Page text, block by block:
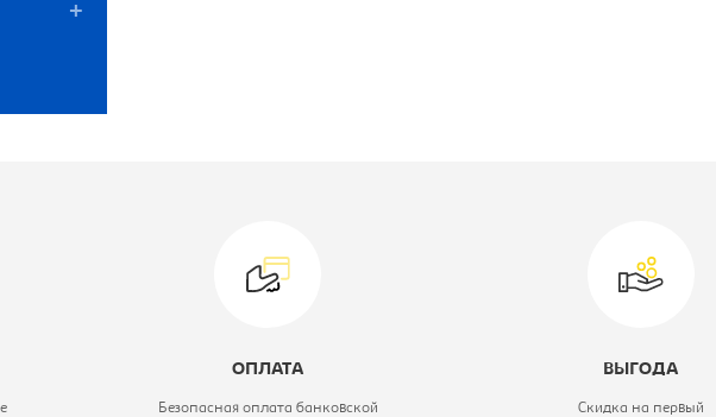
ОПЛАТА
Безопасная оплата банковской
ВЫГОДА
Скидка на первый